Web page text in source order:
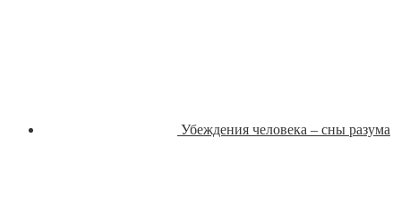
Убеждения человека – сны разума